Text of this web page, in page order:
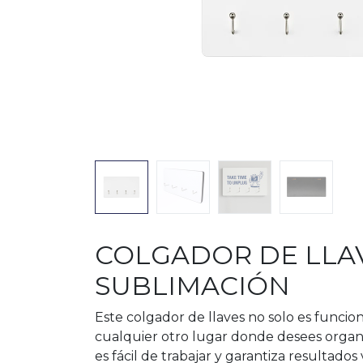
COLGADOR DE
SUBLIMACIÓN
Este colgador de llaves no solo es
cualquier otro lugar donde desees
es fácil de trabajar y garantiza